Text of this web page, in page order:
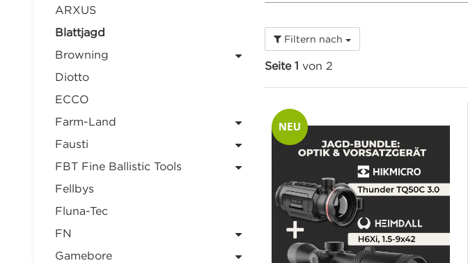
Filtern nach
Seite 1 von 2
ARXUS
Blattjagd
Browning
Diotto
ECCO
Farm-Land
Fausti
FBT Fine Ballistic Tools
Fellbys
Fluna-Tec
FN
Gamebore